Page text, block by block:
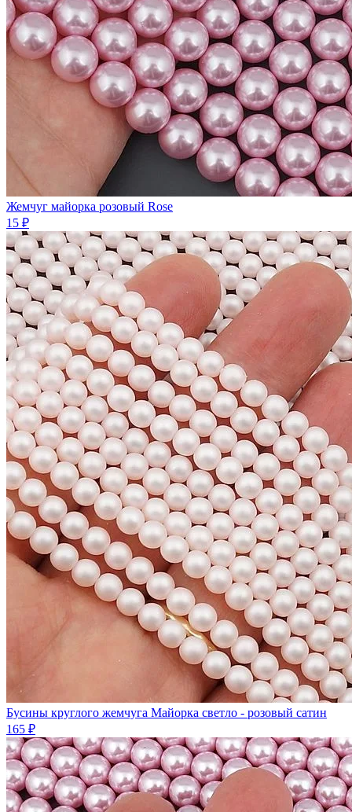
Жемчуг майорка розовый Rose
15 ₽
Бусины круглого жемчуга Майорка светло - розовый сатин
165 ₽